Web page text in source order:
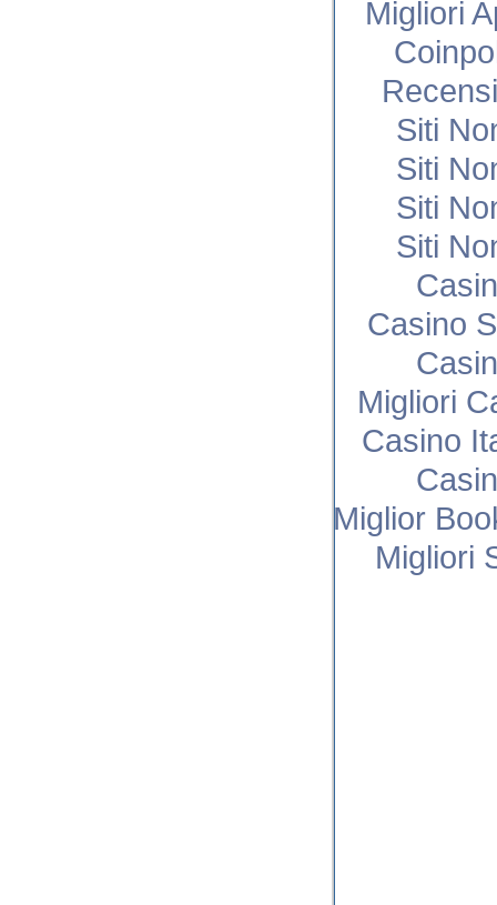
Migliori
Siti
Siti
Siti
Siti
Casino
Migliori
Casino
Miglior
Migliori